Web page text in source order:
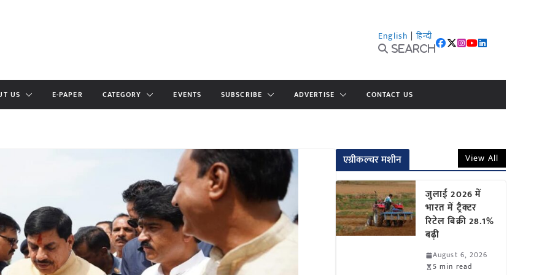
English | हिन्दी
Search
US E-PAPER CATEGORY EVENTS SUBSCRIBE ADVERTISE CONTACT US
एग्रीकल्चर मशीन View All
जुलाई 2026 में
भारत में ट्रैक्टर
रिटेल बिक्री 28.1%
बढ़ी
August 6, 2026
5 min read